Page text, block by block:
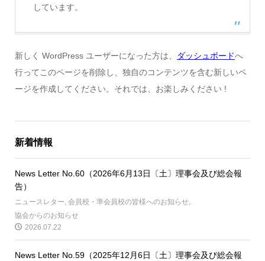
しています。
新しく WordPress ユーザーになった方は、 ダッシュボードへ
行ってこのページを削除し、独自のコンテンツを含む新しいペ
ージを作成してください。それでは、お楽しみください !
新着情報
News Letter No.60（2026年6月13日〔土〕理事会及び総会報
告）
ニュースレター 会員校・準会員校の皆様へのお知らせ
協会からのお知らせ
2026.07.22
News Letter No.59（2025年12月6日〔土〕理事会及び総会報